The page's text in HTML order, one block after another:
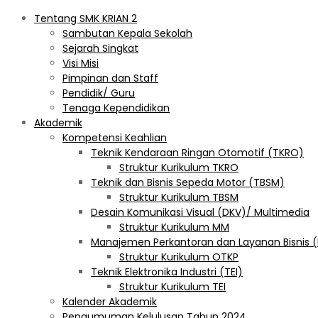
Tentang SMK KRIAN 2
Sambutan Kepala Sekolah
Sejarah Singkat
Visi Misi
Pimpinan dan Staff
Pendidik/ Guru
Tenaga Kependidikan
Akademik
Kompetensi Keahlian
Teknik Kendaraan Ringan Otomotif (TKRO)
Struktur Kurikulum TKRO
Teknik dan Bisnis Sepeda Motor (TBSM)
Struktur Kurikulum TBSM
Desain Komunikasi Visual (DKV)/ Multimedia
Struktur Kurikulum MM
Manajemen Perkantoran dan Layanan Bisnis
Struktur Kurikulum OTKP
Teknik Elektronika Industri (TEI)
Struktur Kurikulum TEI
Kalender Akademik